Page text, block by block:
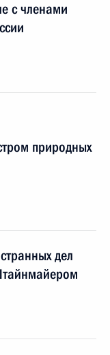
с членами
природных
дел